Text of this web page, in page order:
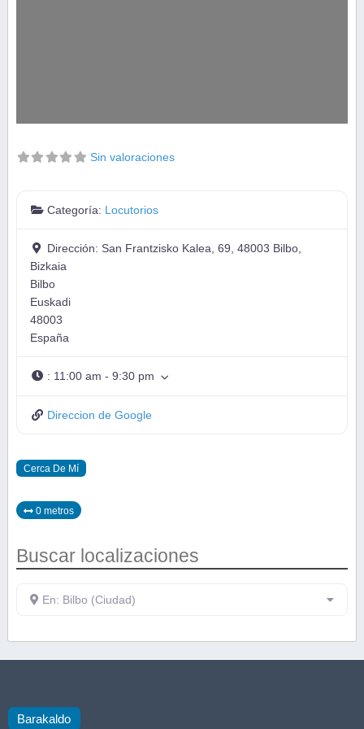
Sin valoraciones
Categoría: Locutorios
Dirección: San Frantzisko Kalea, 69, 48003 Bilbo,
Bizkaia
Bilbo
Euskadi
48003
España
: 11:00 am - 9:30 pm
Direccion de Google
Cerca De Mí
0 metros
Buscar localizaciones
En: Bilbo (Ciudad)
Barakaldo